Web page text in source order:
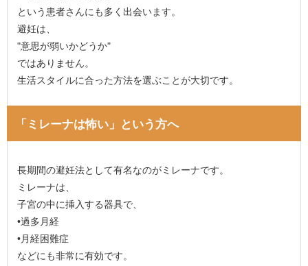
という患者さんにも多く出会います。
避妊は、
"意思が弱いかどうか"
ではありません。
生活スタイルに合った方法を選ぶことが大切です。
「ミレーナは怖い」という方へ
長期間の避妊法として有名なのがミレーナです。
ミレーナは、
子宮の中に挿入する器具で、
•過多月経
•月経困難症
などにも非常に有効です。